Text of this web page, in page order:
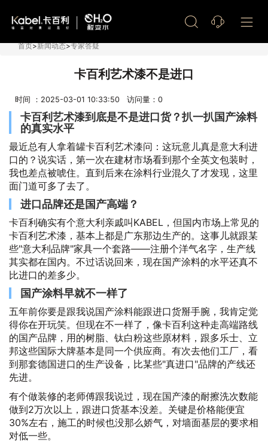
首页>新闻动态>专家答疑
卡百利艺术漆不是进口
时间 ：2025-03-01 10:33:50 访问量： 0
卡百利艺术漆到底是不是进口货？扒一扒国产涂料
的真实水平
最近总有人拿着罐卡百利艺术漆问：这玩意儿真是意大利进
口的？说实话，第一次在建材市场看到那个全英文包装时，
我也差点被唬住。直到后来在涂料行业混久了才发现，这里
面门道可多了去了。
进口品牌还是国产高端？
卡百利确实有个意大利亲戚叫KABEL，但国内市场上常见的
卡百利艺术漆，基本上都是广东那边生产的。这事儿就跟某
些"意大利品牌"家具一个套路——注册个洋气名字，生产线
其实都在国内。不过话说回来，现在国产涂料的水平还真不
比进口的差多少。
国产涂料早就不一样了
五年前你要是跟我说国产涂料能跟进口货掰手腕，我肯定觉
得你在开玩笑。但现在不一样了，像卡百利这种走高端路线
的国产品牌，用的树脂、钛白粉这些原材料，跟多乐士、立
邦这些国际大牌基本是同一个供应商。有次去他们工厂，看
到那套德国进口的生产设备，比某些"真进口"品牌的产线还
先进。
有个做装修的老师傅跟我说过，现在国产漆的耐擦洗次数能
做到2万次以上，跟进口货基本没差。关键是价格能便宜
30%左右，施工的时候也没那么娇气，对墙面基层的要求相
对低一些。